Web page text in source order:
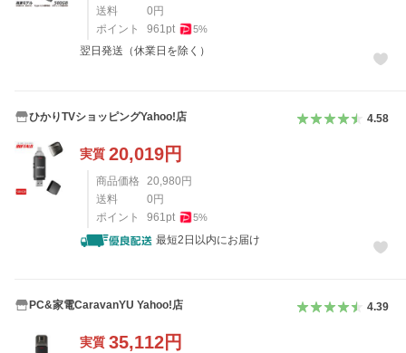
送料
0 円
ポイント
961pt 5%
翌日発送（休業日を除く）
ひかりTVショッピングYahoo!店 4.58
実質 20,019円
商品価格 20,980 円
送料
0 円
ポイント
961pt 5%
最短2日以内にお届け
PC&家電CaravanYU Yahoo!店 4.39
実質 35,112円